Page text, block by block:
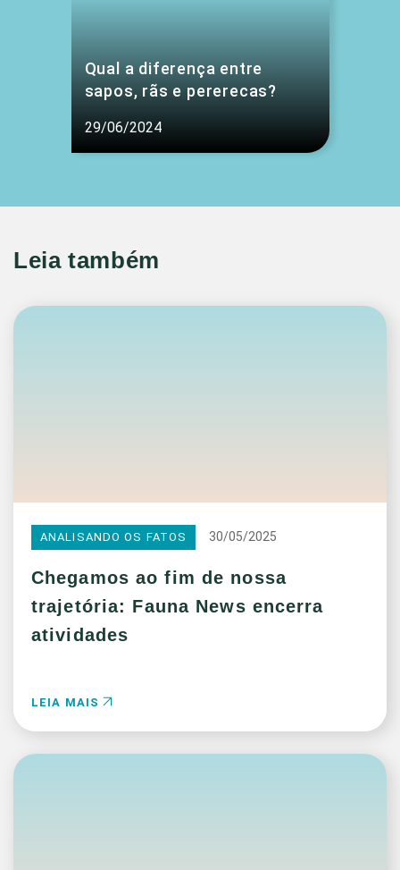
Qual a diferença entre
sapos, rãs e pererecas?
29/06/2024
Leia também
ANALISANDO OS FATOS 30/05/2025
Chegamos ao fim de nossa
trajetória: Fauna News encerra
atividades
LEIA MAIS